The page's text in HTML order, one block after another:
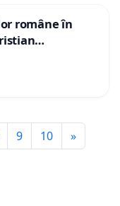
române în
de
9 10 »